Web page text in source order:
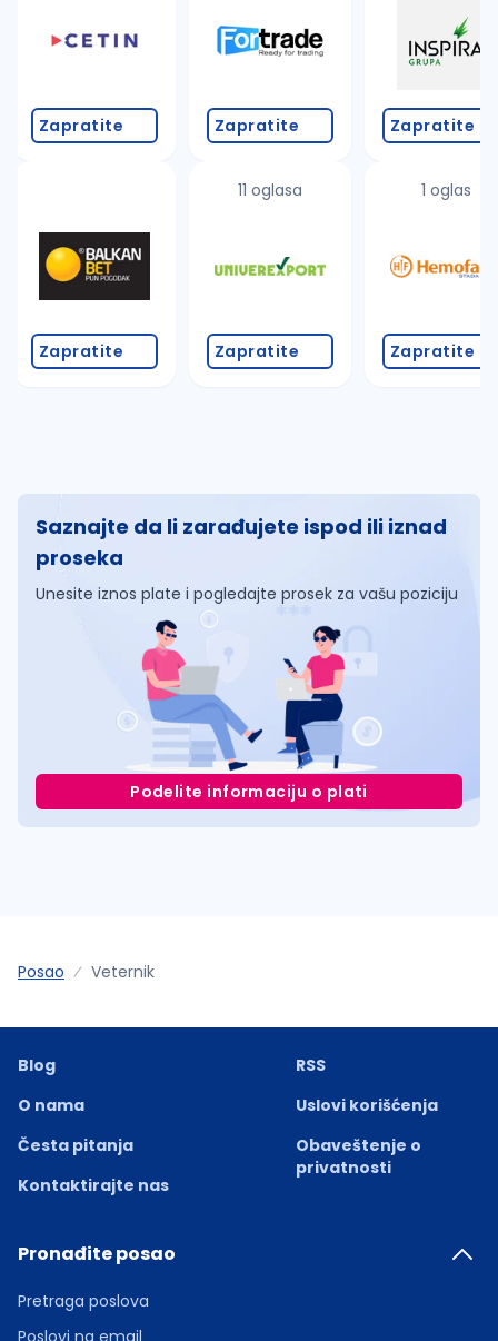
proverite pravopisne greške (koristite č, ć, š, đ,
promenite odabrane filtere pretrage
Zapratite
Zapratite
Zapratite
11 oglasa
Zapratite
Zapratite
1 oglas
Zapratite
Saznajte da li zarađujete ispod ili iznad
proseka
Unesite iznos plate i pogledajte prosek za vašu poziciju
Podelite informaciju o plati
Posao Veternik
Blog
O nama
Česta pitanja
Kontaktirajte nas
RSS
Uslovi korišćenja
Obaveštenje o
privatnosti
Pronađite posao
Pretraga poslova
Poslovi na email